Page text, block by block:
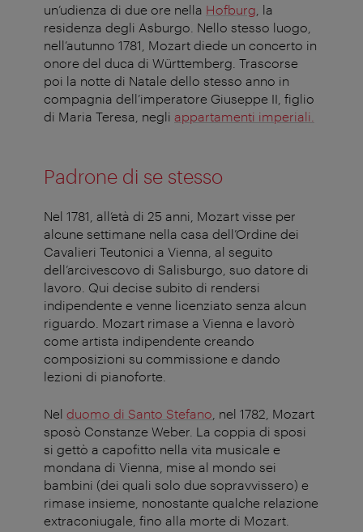
un’udienza di due ore nella Hofburg , la
residenza degli Asburgo. Nello stesso luogo,
nell’autunno 1781, Mozart diede un concerto in
onore del duca di Württemberg. Trascorse
poi la notte di Natale dello stesso anno in
compagnia dell’imperatore Giuseppe II, figlio
di Maria Teresa, negli appartamenti imperiali.
Padrone di se stesso
Nel 1781, all’età di 25 anni, Mozart visse per
alcune settimane nella casa dell’Ordine dei
Cavalieri Teutonici a Vienna, al seguito
dell’arcivescovo di Salisburgo, suo datore di
lavoro. Qui decise subito di rendersi
indipendente e venne licenziato senza alcun
riguardo. Mozart rimase a Vienna e lavorò
come artista indipendente creando
composizioni su commissione e dando
lezioni di pianoforte.
Nel duomo di Santo Stefano , nel 1782, Mozart
sposò Constanze Weber. La coppia di sposi
si gettò a capofitto nella vita musicale e
mondana di Vienna, mise al mondo sei
bambini (dei quali solo due sopravvissero) e
rimase insieme, nonostante qualche relazione
extraconiugale, fino alla morte di Mozart.